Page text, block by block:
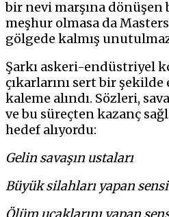
bir nevi marşına dönüşen
meşhur olmasa da
gölgede kalmış
Şarkı askeri-endüstriyel
çıkarlarını sert bir
kaleme alındı. Sözleri,
ve bu süreçten kazanç
hedef alıyordu:
Gelin savaşın ustaları
Büyük silahları yapan